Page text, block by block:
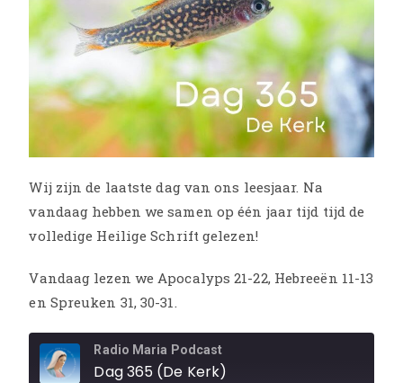
Wij zijn de laatste dag van ons leesjaar. Na
vandaag hebben we samen op één jaar tijd tijd de
volledige Heilige Schrift gelezen!
Vandaag lezen we Apocalyps 21-22, Hebreeën 11-13
en Spreuken 31, 30-31.
Radio Maria Podcast
Dag 365 (De Kerk)